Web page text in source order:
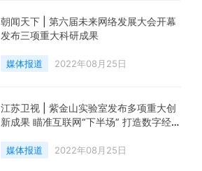
朝闻天下 | 第六届未来网络发展大会开幕
发布三项重大科研成果
媒体报道 2022年08月25日
江苏卫视 | 紫金山实验室发布多项重大创
新成果 瞄准互联网“下半场” 打造数字经
媒体报道 2022年08月25日